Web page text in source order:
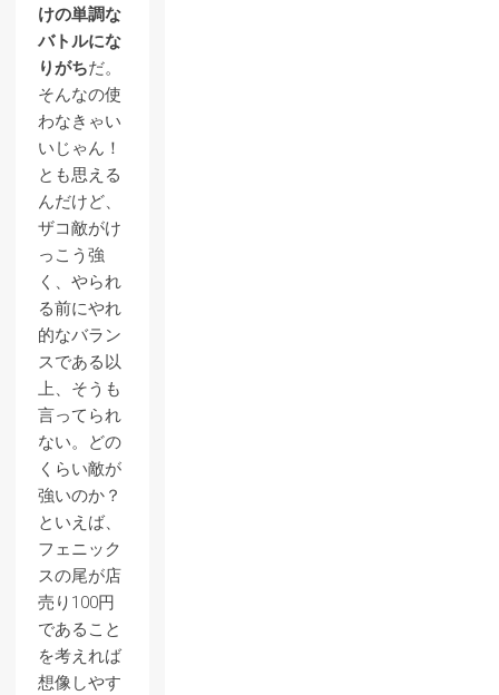
けの単調な
バトルにな
りがちだ。
そんなの使
わなきゃい
いじゃん！
とも思える
んだけど、
ザコ敵がけ
っこう強
く、やられ
る前にやれ
的なバラン
スである以
上、そうも
言ってられ
ない。どの
くらい敵が
強いのか？
といえば、
フェニック
スの尾が店
売り100円
であること
を考えれば
想像しやす